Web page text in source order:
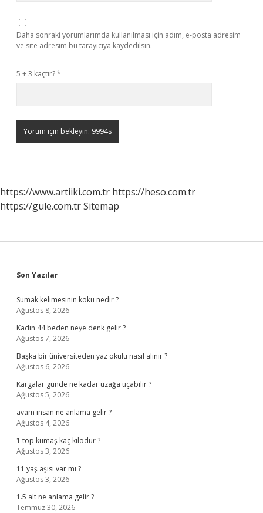
Daha sonraki yorumlarımda kullanılması için adım, e-posta adresim
ve site adresim bu tarayıcıya kaydedilsin.
5 + 3 kaçtır?*
https://www.artiiki.com.tr https://heso.com.tr
https://gule.com.trSitemap
Sidebar
Son Yazılar
Sumak kelimesinin koku nedir ?
Ağustos 8, 2026
Kadın 44 beden neye denk gelir ?
Ağustos 7, 2026
Başka bir üniversiteden yaz okulu nasıl alınır ?
Ağustos 6, 2026
Kargalar günde ne kadar uzağa uçabilir ?
Ağustos 5, 2026
avam insan ne anlama gelir ?
Ağustos 4, 2026
1 top kumaş kaç kilodur ?
Ağustos 3, 2026
11 yaş aşısı var mı ?
Ağustos 3, 2026
1.5 alt ne anlama gelir ?
Temmuz 30, 2026